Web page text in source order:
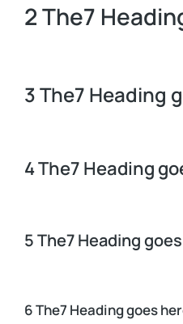
2 The7
3 The7 Heading
4 The7 Heading
5 The7 Heading
6 The7 Heading goes